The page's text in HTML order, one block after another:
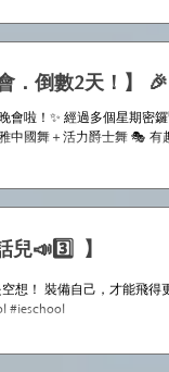
．倒數2天！】 🎉
會啦！✨ 經過多個星期密
中國舞＋活力爵士舞 🎭
兒📣3️⃣ 】
想！ 裝備自己，才能飛
#ieschool